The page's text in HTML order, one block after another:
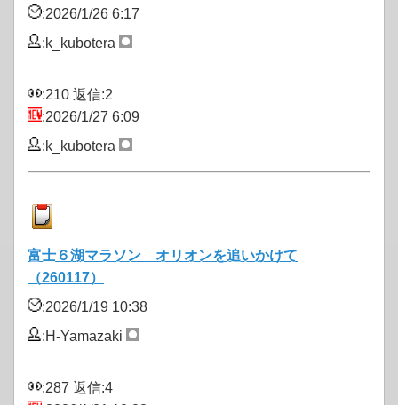
:2026/1/26 6:17
:k_kubotera
:210 返信:2
:2026/1/27 6:09
:k_kubotera
富士６湖マラソン オリオンを追いかけて
（260117）
:2026/1/19 10:38
:H-Yamazaki
:287 返信:4